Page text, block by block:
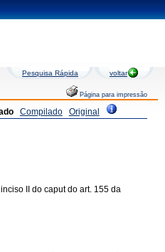
Pesquisa Rápida voltar
Página para impressão
Compilado Original
II do caput do art. 155 da